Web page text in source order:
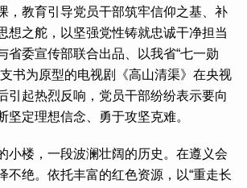
，教育引导党员干部筑牢信仰之基、补
想之舵，以坚强党性铸就忠诚干净担当
省委宣传部联合出品、以我省“七一勋
书为原型的电视剧《高山清渠》在央视
引起热烈反响，党员干部纷纷表示要向
坚定理想信念、勇于攻坚克难。
楼，一段波澜壮阔的历史。在遵义会
不绝。依托丰富的红色资源，以“重走长